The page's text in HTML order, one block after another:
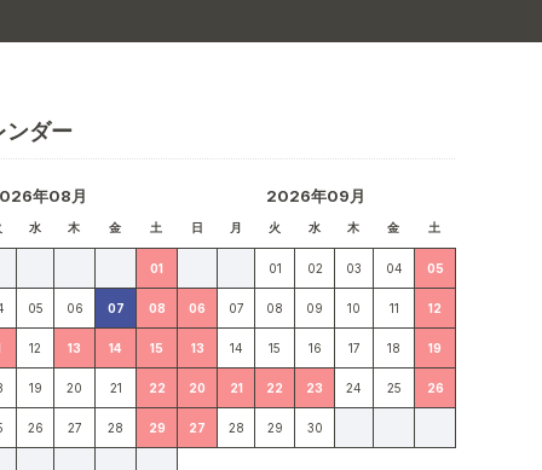
ンダー
年08月
水 木 金 土
01
05 06 07 08
12 13 14 15
19 20 21 22
26 27 28 29
2026年09月
日 月 火 水 木 金 土
01 02 03 04 05
06 07 08 09 10 11 12
13 14 15 16 17 18 19
20 21 22 23 24 25 26
27 28 29 30